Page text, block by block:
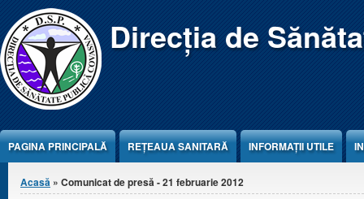
Jump to Content Direcția de
PAGINA PRINCIPALĂ REŢEAUA SANITARĂ INFORMAȚII UTILE
Eşti aici
Acasă » Comunicat de presă - 21 februarie 2012